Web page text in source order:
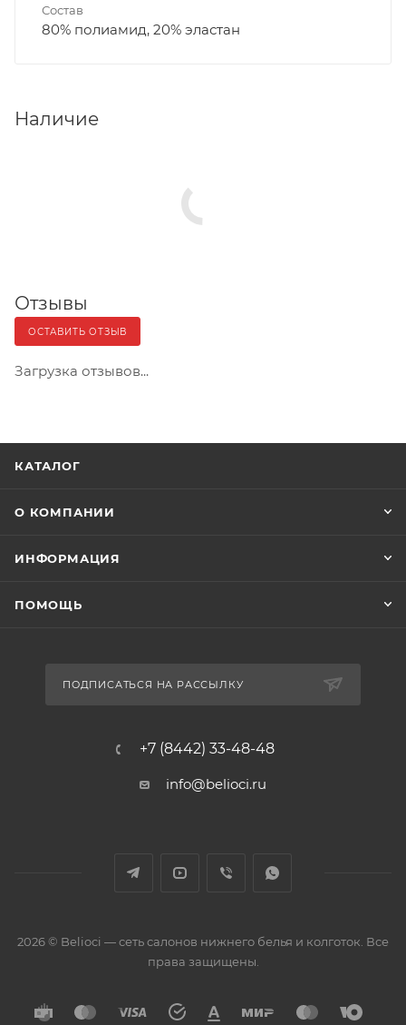
Состав
80% полиамид, 20% эластан
Наличие
Отзывы
ОСТАВИТЬ ОТЗЫВ
Загрузка отзывов...
КАТАЛОГ
О КОМПАНИИ
ИНФОРМАЦИЯ
ПОМОЩЬ
ПОДПИСАТЬСЯ НА РАССЫЛКУ
+7 (8442) 33-48-48
info@belioci.ru
2026 © Belioci — сеть салонов нижнего белья и колготок. Все
права защищены.